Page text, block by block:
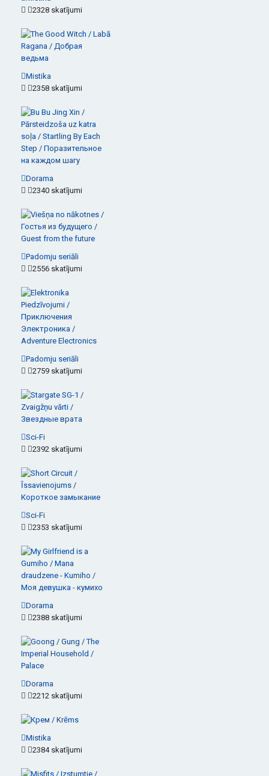
2328 skatījumi
Mistika
2358 skatījumi
Dorama
2340 skatījumi
Padomju seriāli
2556 skatījumi
Padomju seriāli
2759 skatījumi
Sci-Fi
2392 skatījumi
Sci-Fi
2353 skatījumi
Dorama
2388 skatījumi
Dorama
2212 skatījumi
Mistika
2384 skatījumi